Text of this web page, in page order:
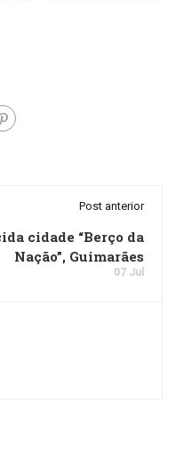
Post anterior
cidade “Berço da
Nação”, Guimarães
07 Jul